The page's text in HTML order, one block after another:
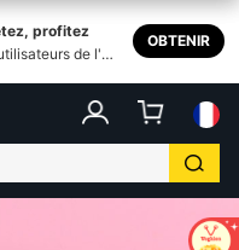
profitez
de l'ap
OBTENIR